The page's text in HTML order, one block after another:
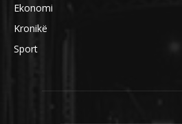
Ekonomi
Kronikë
Sport